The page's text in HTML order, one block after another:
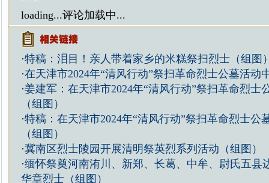
loading...评论加载中...
·特稿：泪目！亲人带着家乡的米糕祭扫烈士（组图
·在天津市2024年“清风行动”祭扫革命烈士公墓活动
·姜建军：在天津市2024年“清风行动”祭扫革命烈士
（组图）
·特稿：在天津市2024年“清风行动”祭扫革命烈士公
（组图）
·冀南区烈士陵园开展清明祭英烈系列活动（组图）
·缅怀祭奠河南洧川、新郑、长葛、中牟、尉氏五县
华章烈士（组图）